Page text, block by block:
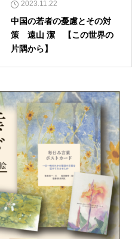
2023.11.22
中国の若者の憂慮とその対
策 遠山 潔 【この世界の
片隅から】